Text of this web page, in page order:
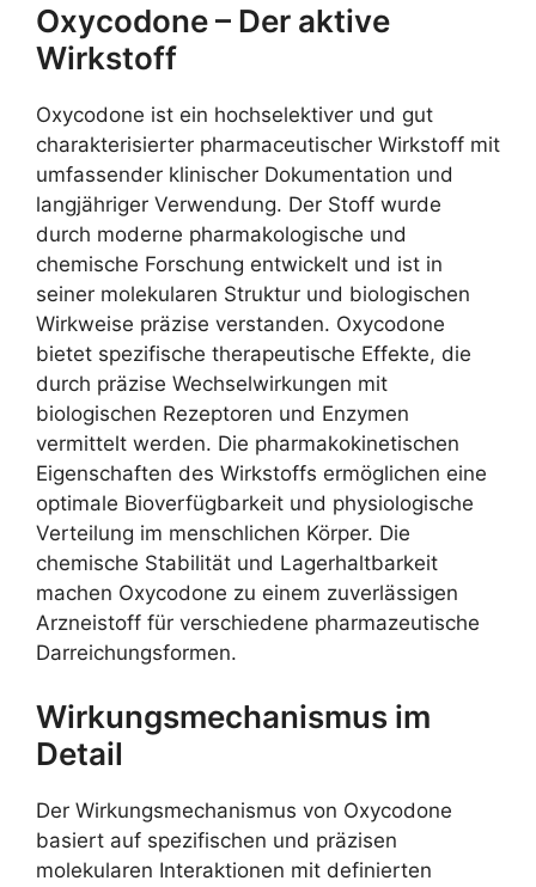
Oxycodone – Der aktive
Wirkstoff
Oxycodone ist ein hochselektiver und gut
charakterisierter pharmaceutischer Wirkstoff mit
umfassender klinischer Dokumentation und
langjähriger Verwendung. Der Stoff wurde
durch moderne pharmakologische und
chemische Forschung entwickelt und ist in
seiner molekularen Struktur und biologischen
Wirkweise präzise verstanden. Oxycodone
bietet spezifische therapeutische Effekte, die
durch präzise Wechselwirkungen mit
biologischen Rezeptoren und Enzymen
vermittelt werden. Die pharmakokinetischen
Eigenschaften des Wirkstoffs ermöglichen eine
optimale Bioverfügbarkeit und physiologische
Verteilung im menschlichen Körper. Die
chemische Stabilität und Lagerhaltbarkeit
machen Oxycodone zu einem zuverlässigen
Arzneistoff für verschiedene pharmazeutische
Darreichungsformen.
Wirkungsmechanismus im
Detail
Der Wirkungsmechanismus von Oxycodone
basiert auf spezifischen und präzisen
molekularen Interaktionen mit definierten